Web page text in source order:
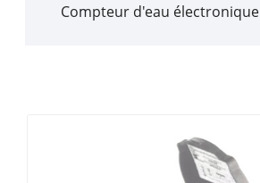
Compteur d'eau électronique